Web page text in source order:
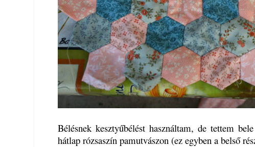
Bélésnek kesztyűbélést használtam, de tettem
hátlap rózsaszín pamutvászon (ez egyben a belső